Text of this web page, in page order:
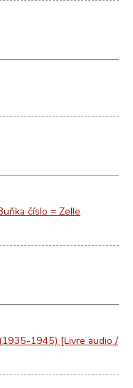
číslo = Zelle
1945) [Livre audio /